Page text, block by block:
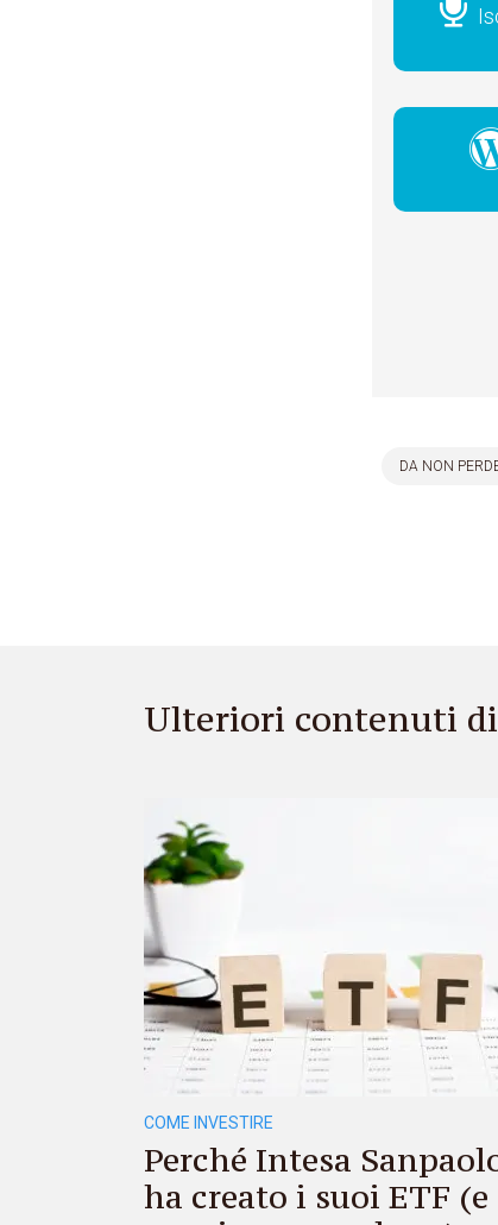
DA NON
Ulteriori contenuti
COME INVESTIRE
Perché Intesa
ha creato i suoi ETF (e